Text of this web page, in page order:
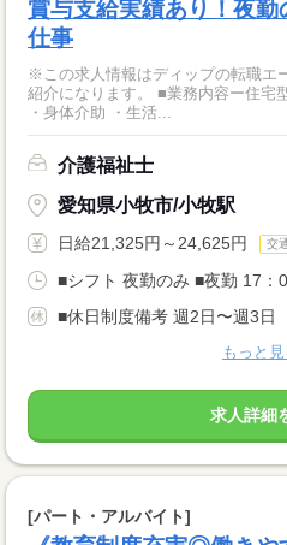
賞与支給実績あり！夜
仕事
※この求人情報はディップの転職エ
紹介になります。 ■業務内容ー住宅
・身体介助 ・生活...
介護福祉士
愛知県小牧市/小牧駅
日給21,325円～24,625円 交
■シフト 夜勤のみ ■夜勤 17：
■休日制度備考 週2日〜週3日
もっと見
求人詳細
[パート・アルバイト]